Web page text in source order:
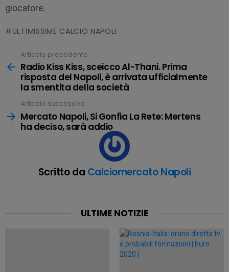
giocatore.
ULTIMISSIME CALCIO NAPOLI
Leggi
tutto
Articolo precedente
Radio Kiss Kiss, sceicco Al-Thani. Prima
risposta del Napoli, è arrivata ufficialmente
la smentita della società
Articolo successivo
Mercato Napoli, Si Gonfia La Rete: Mertens
ha deciso, sarà addio
Scritto da Calciomercato Napoli
ULTIME NOTIZIE